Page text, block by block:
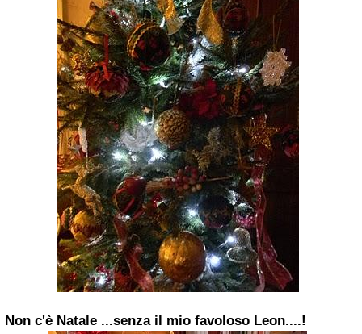
Non c'è Natale ...senza il mio favoloso Leon....!